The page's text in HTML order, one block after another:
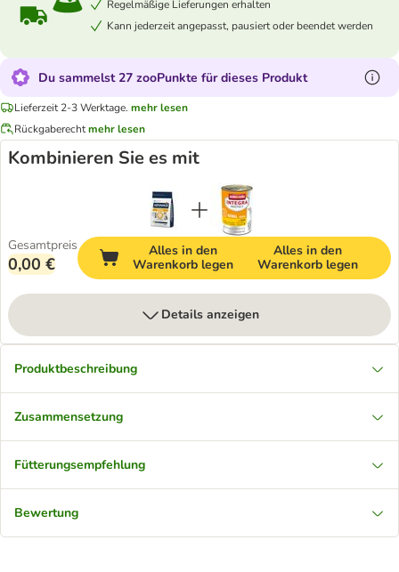
Regelmäßige Lieferungen erhalten
Kann jederzeit angepasst, pausiert oder beendet werden
Du sammelst 27 zooPunkte für dieses Produkt
Lieferzeit 2-3 Werktage. mehr lesen
Rückgaberechtmehr lesen
Kombinieren Sie es mit
Gesamtpreis
0,00 €
Alles in den
Warenkorb legen
Alles in den
Warenkorb legen
Details anzeigen
Produktbeschreibung
Zusammensetzung
Fütterungsempfehlung
Bewertung